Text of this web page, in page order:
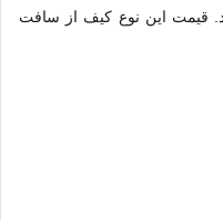
قیمت این نوع کیف از سافت